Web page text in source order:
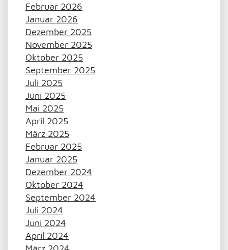
Februar 2026
Januar 2026
Dezember 2025
November 2025
Oktober 2025
September 2025
Juli 2025
Juni 2025
Mai 2025
April 2025
März 2025
Februar 2025
Januar 2025
Dezember 2024
Oktober 2024
September 2024
Juli 2024
Juni 2024
April 2024